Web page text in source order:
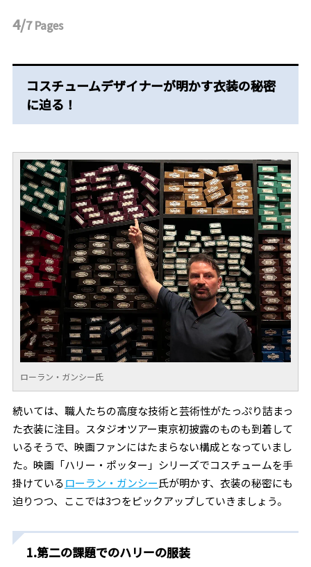
4/7Pages
コスチュームデザイナーが明かす衣装の秘密
に迫る！
ローラン・ガンシー氏
続いては、職人たちの高度な技術と芸術性がたっぷり詰まっ
た衣装に注目。スタジオツアー東京初披露のものも到着して
いるそうで、映画ファンにはたまらない構成となっていまし
た。映画「ハリー・ポッター」シリーズでコスチュームを手
掛けているローラン・ガンシー氏が明かす、衣装の秘密にも
迫りつつ、ここでは3つをピックアップしていきましょう。
1.第二の課題でのハリーの服装